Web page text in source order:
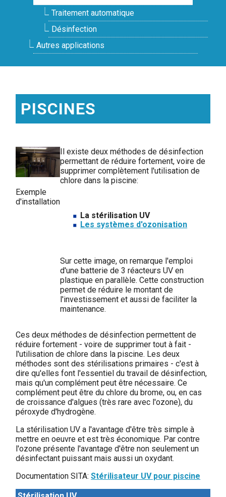
Traitement automatique
Désinfection
Autres applications
PISCINES
Exemple
d'installation
Il existe deux méthodes de désinfection
permettant de réduire fortement, voire de
supprimer complètement l'utilisation de
chlore dans la piscine:
La stérilisation UV
Les systèmes d'ozonisation
Sur cette image, on remarque l'emploi
d'une batterie de 3 réacteurs UV en
plastique en parallèle. Cette construction
permet de réduire le montant de
l'investissement et aussi de faciliter la
maintenance.
Ces deux méthodes de désinfection permettent de
réduire fortement - voire de supprimer tout à fait -
l'utilisation de chlore dans la piscine. Les deux
méthodes sont des stérilisations primaires - c'est à
dire qu'elles font l'essentiel du travail de désinfection,
mais qu'un complément peut être nécessaire. Ce
complément peut être du chlore du brome, ou, en cas
de croissance d'algues (très rare avec l'ozone), du
péroxyde d'hydrogène.
La stérilisation UV a l'avantage d'être très simple à
mettre en oeuvre et est très économique. Par contre
l'ozone présente l'avantage d'être non seulement un
désinfectant puissant mais aussi un oxydant.
Documentation SITA:Stérilisateur UV pour piscine